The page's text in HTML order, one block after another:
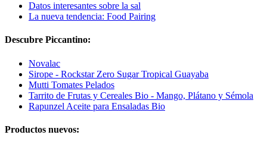
Datos interesantes sobre la sal
La nueva tendencia: Food Pairing
Descubre Piccantino:
Novalac
Sirope - Rockstar Zero Sugar Tropical Guayaba
Mutti Tomates Pelados
Tarrito de Frutas y Cereales Bio - Mango, Plátano y Sémola
Rapunzel Aceite para Ensaladas Bio
Productos nuevos: